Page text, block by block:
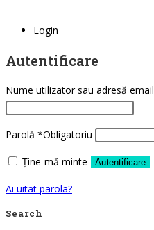
Login
Autentificare
Nume utilizator sau adresă email
Parolă *Obligatoriu
Ține-mă minte Autentificare
Ai uitat parola?
Search